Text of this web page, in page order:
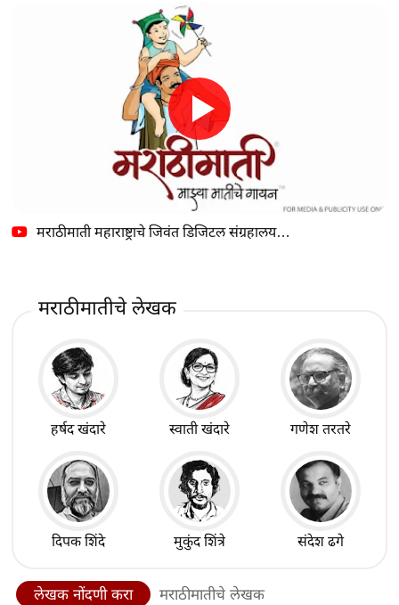
मराठीमाती महाराष्ट्राचे जिवंत डिजिटल संग्रहालय…
मराठीमातीचे लेखक
हर्षद खंदारे स्वाती खंदारे गणेश तरतरे
दिपक शिंदे मुकुंद शिंत्रे संदेश ढगे
लेखक नोंदणी करा मराठीमातीचे लेखक